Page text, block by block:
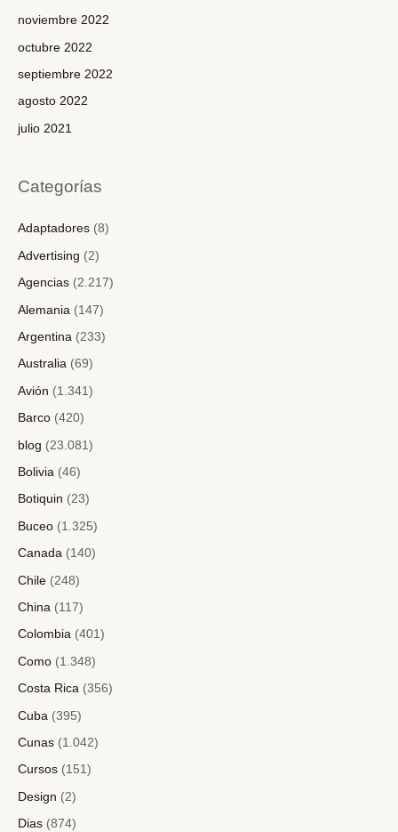
noviembre 2022
octubre 2022
septiembre 2022
agosto 2022
julio 2021
Categorías
Adaptadores (8)
Advertising (2)
Agencias (2.217)
Alemania (147)
Argentina (233)
Australia (69)
Avión (1.341)
Barco (420)
blog (23.081)
Bolivia (46)
Botiquin (23)
Buceo (1.325)
Canada (140)
Chile (248)
China (117)
Colombia (401)
Como (1.348)
Costa Rica (356)
Cuba (395)
Cunas (1.042)
Cursos (151)
Design (2)
Dias (874)